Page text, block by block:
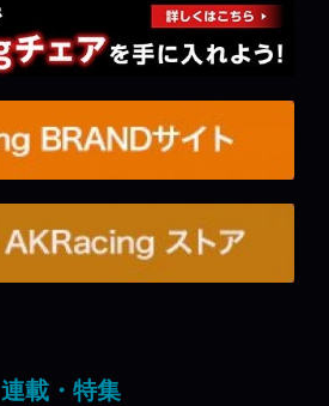
連載・特集